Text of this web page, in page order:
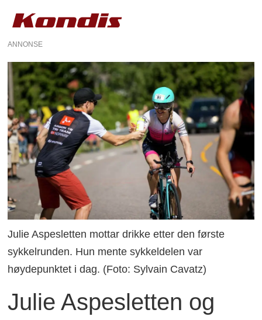
ANNONSE
Julie Aspesletten mottar drikke etter den første
sykkelrunden. Hun mente sykkeldelen var
høydepunktet i dag. (Foto: Sylvain Cavatz)
Julie Aspesletten og